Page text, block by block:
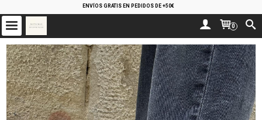
ENVÍOS GRATIS EN PEDIDOS DE +50€
0